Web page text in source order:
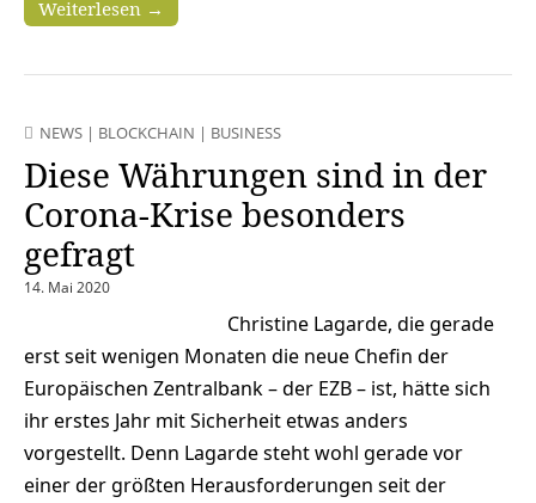
Weiterlesen →
NEWS | BLOCKCHAIN | BUSINESS
Diese Währungen sind in der
Corona-Krise besonders
gefragt
14. Mai 2020
Christine Lagarde, die gerade
erst seit wenigen Monaten die neue Chefin der
Europäischen Zentralbank – der EZB – ist, hätte sich
ihr erstes Jahr mit Sicherheit etwas anders
vorgestellt. Denn Lagarde steht wohl gerade vor
einer der größten Herausforderungen seit der